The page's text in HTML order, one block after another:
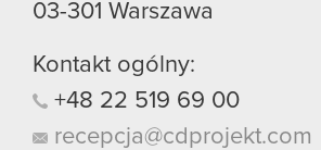
03-301 Warszawa
Kontakt ogólny:
+48 22 519 69 00
recepcja@cdprojekt.com